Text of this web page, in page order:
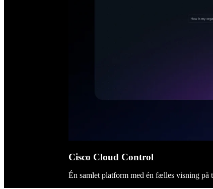
Cisco Cloud Control
Én samlet platform med én fælles visning